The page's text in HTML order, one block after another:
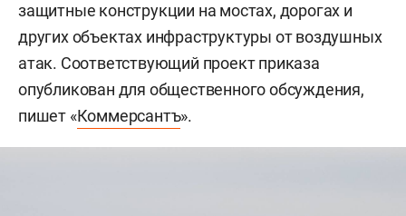
защитные конструкции на мостах, дорогах и
других объектах инфраструктуры от воздушных
атак. Соответствующий проект приказа
опубликован для общественного обсуждения,
пишет «Коммерсантъ».